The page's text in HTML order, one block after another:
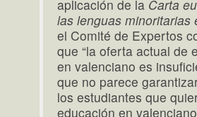
aplicación de la Carta
las lenguas minoritarias
el Comité de Expertos
que “la oferta actual de
en valenciano es
que no parece
los estudiantes que
educación en